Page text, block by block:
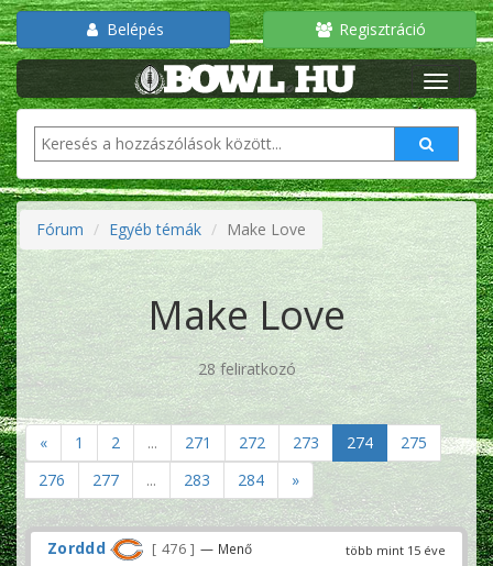
Belépés Regisztráció
Fórum Egyéb témák Make Love
Make Love
28 feliratkozó
« 1 2 ... 271 272 273 274
275
276
277 ... 283 284 »
több mint 15 éve
Zorddd 476 — Menő